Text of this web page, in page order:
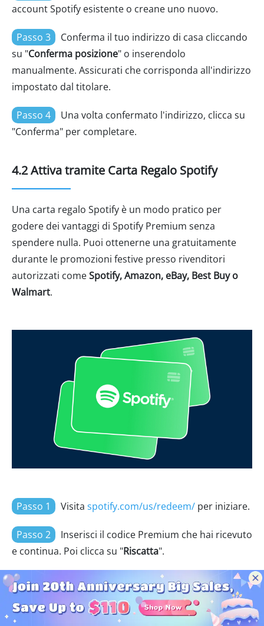
account Spotify esistente o creane uno nuovo.
Passo 3
Conferma il tuo indirizzo di casa cliccando
su "Conferma posizione" o inserendolo
manualmente. Assicurati che corrisponda all'indirizzo
impostato dal titolare.
Passo 4
Una volta confermato l'indirizzo, clicca su
"Conferma" per completare.
4.2 Attiva tramite Carta Regalo Spotify
Una carta regalo Spotify è un modo pratico per
godere dei vantaggi di Spotify Premium senza
spendere nulla. Puoi ottenerne una gratuitamente
durante le promozioni festive presso rivenditori
autorizzati comeSpotify, Amazon, eBay, Best Buy o
Walmart.
Passo 1 Visita spotify.com/us/redeem/ per iniziare.
Passo 2
Inserisci il codice Premium che hai ricevuto
e continua. Poi clicca su "Riscatta".
4.3 Partnership Spotify & Starbucks